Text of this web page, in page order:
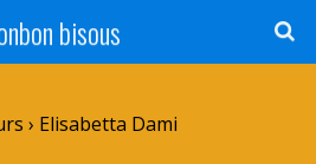
bisous
› Elisabetta Dami